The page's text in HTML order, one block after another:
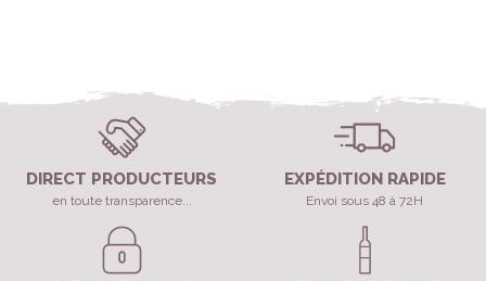
DIRECT PRODUCTEURS
en toute transparence...
EXPÉDITION RAPIDE
Envoi sous 48 à 72H